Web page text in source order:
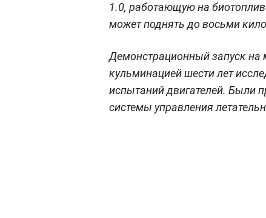
1.0, работающую на
может поднять до восьми
Демонстрационный запуск на
кульминацией шести лет
испытаний двигателей. Были
системы управления